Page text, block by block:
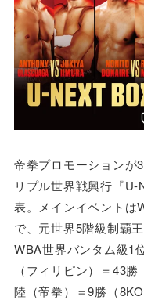
帝拳プロモーションが
リプル世界戦興行『
表。メインイベントは
で、元世界5階級制覇
WBA世界バンタム級1
（フィリピン）＝43
陸（帝拳）＝9勝（